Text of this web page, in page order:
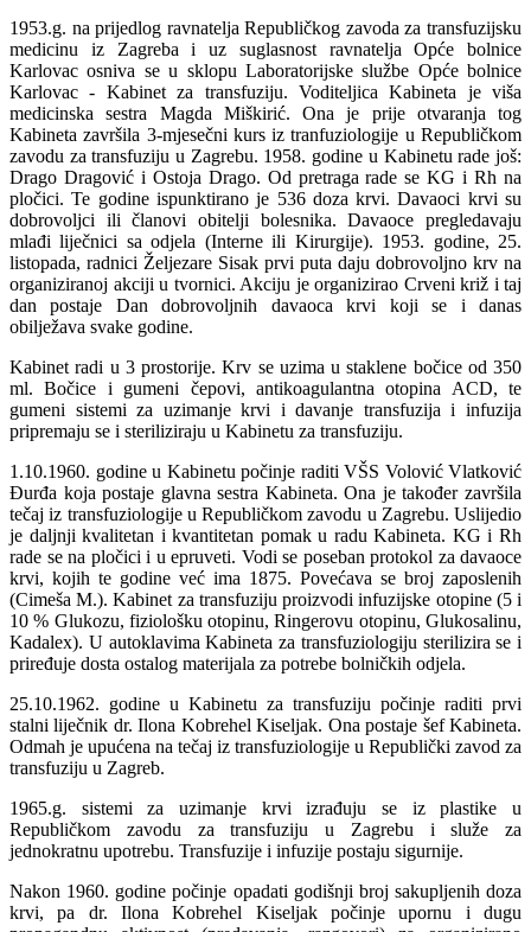
1953.g. na prijedlog ravnatelja Republičkog zavoda za transfuzijsku
medicinu iz Zagreba i uz suglasnost ravnatelja Opće bolnice
Karlovac osniva se u sklopu Laboratorijske službe Opće bolnice
Karlovac - Kabinet za transfuziju. Voditeljica Kabineta je viša
medicinska sestra Magda Miškirić. Ona je prije otvaranja tog
Kabineta završila 3-mjesečni kurs iz tranfuziologije u Republičkom
zavodu za transfuziju u Zagrebu. 1958. godine u Kabinetu rade još:
Drago Dragović i Ostoja Drago. Od pretraga rade se KG i Rh na
pločici. Te godine ispunktirano je 536 doza krvi. Davaoci krvi su
dobrovoljci ili članovi obitelji bolesnika. Davaoce pregledavaju
mlađi liječnici sa odjela (Interne ili Kirurgije). 1953. godine, 25.
listopada, radnici Željezare Sisak prvi puta daju dobrovoljno krv na
organiziranoj akciji u tvornici. Akciju je organizirao Crveni križ i taj
dan postaje Dan dobrovoljnih davaoca krvi koji se i danas
obilježava svake godine.
Kabinet radi u 3 prostorije. Krv se uzima u staklene bočice od 350
ml. Bočice i gumeni čepovi, antikoagulantna otopina ACD, te
gumeni sistemi za uzimanje krvi i davanje transfuzija i infuzija
pripremaju se i steriliziraju u Kabinetu za transfuziju.
1.10.1960. godine u Kabinetu počinje raditi VŠS Volović Vlatković
Ðurđa koja postaje glavna sestra Kabineta. Ona je također završila
tečaj iz transfuziologije u Republičkom zavodu u Zagrebu. Uslijedio
je daljnji kvalitetan i kvantitetan pomak u radu Kabineta. KG i Rh
rade se na pločici i u epruveti. Vodi se poseban protokol za davaoce
krvi, kojih te godine već ima 1875. Povećava se broj zaposlenih
(Cimeša M.). Kabinet za transfuziju proizvodi infuzijske otopine (5 i
10 % Glukozu, fiziološku otopinu, Ringerovu otopinu, Glukosalinu,
Kadalex). U autoklavima Kabineta za transfuziologiju sterilizira se i
priređuje dosta ostalog materijala za potrebe bolničkih odjela.
25.10.1962. godine u Kabinetu za transfuziju počinje raditi prvi
stalni liječnik dr. Ilona Kobrehel Kiseljak. Ona postaje šef Kabineta.
Odmah je upućena na tečaj iz transfuziologije u Republički zavod za
transfuziju u Zagreb.
1965.g. sistemi za uzimanje krvi izrađuju se iz plastike u
Republičkom zavodu za transfuziju u Zagrebu i služe za
jednokratnu upotrebu. Transfuzije i infuzije postaju sigurnije.
Nakon 1960. godine počinje opadati godišnji broj sakupljenih doza
krvi, pa dr. Ilona Kobrehel Kiseljak počinje upornu i dugu